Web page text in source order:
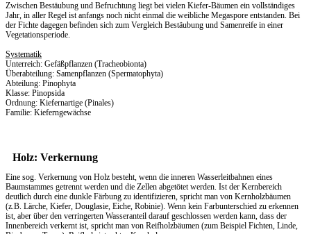
Zwischen Bestäubung und Befruchtung liegt bei vielen Kiefer-Bäumen ein vollständiges
Jahr, in aller Regel ist anfangs noch nicht einmal die weibliche Megaspore entstanden. Bei
der Fichte dagegen befinden sich zum Vergleich Bestäubung und Samenreife in einer
Vegetationsperiode.
Systematik
Unterreich: Gefäßpflanzen (Tracheobionta)
Überabteilung: Samenpflanzen (Spermatophyta)
Abteilung: Pinophyta
Klasse: Pinopsida
Ordnung: Kiefernartige (Pinales)
Familie: Kieferngewächse
Holz: Verkernung
Eine sog. Verkernung von Holz besteht, wenn die inneren Wasserleitbahnen eines
Baumstammes getrennt werden und die Zellen abgetötet werden. Ist der Kernbereich
deutlich durch eine dunkle Färbung zu identifizieren, spricht man von Kernholzbäumen
(z.B. Lärche, Kiefer, Douglasie, Eiche, Robinie). Wenn kein Farbunterschied zu erkennen
ist, aber über den verringerten Wasseranteil darauf geschlossen werden kann, dass der
Innenbereich verkernt ist, spricht man von Reifholzbäumen (zum Beispiel Fichten, Linde,